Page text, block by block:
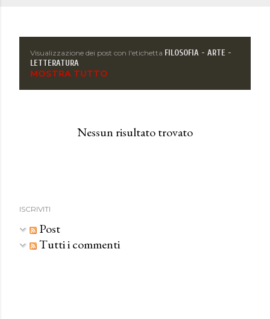
o
Visualizzazione dei post con l'etichetta FILOSOFIA - ARTE -
LETTERATURA
MOSTRA TUTTO
Nessun risultato trovato
ISCRIVITI
Post
Tutti i commenti